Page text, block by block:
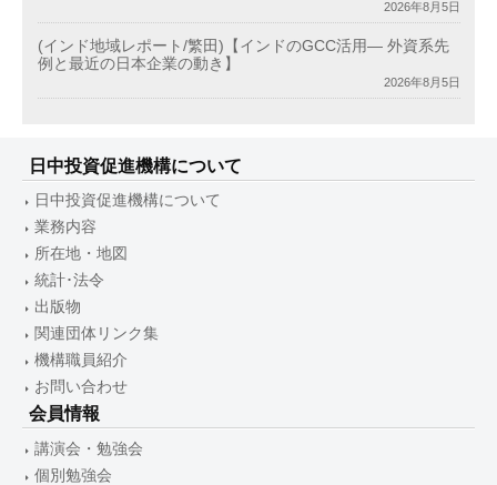
2026年8月5日
(インド地域レポート/繁田)【インドのGCC活用― 外資系先
例と最近の日本企業の動き】
2026年8月5日
日中投資促進機構について
日中投資促進機構について
業務内容
所在地・地図
統計･法令
出版物
関連団体リンク集
機構職員紹介
お問い合わせ
会員情報
講演会・勉強会
個別勉強会